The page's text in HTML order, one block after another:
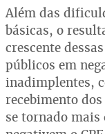
Além das
básicas, o
crescente
públicos em
inadimplentes,
recebimento
se tornado mais